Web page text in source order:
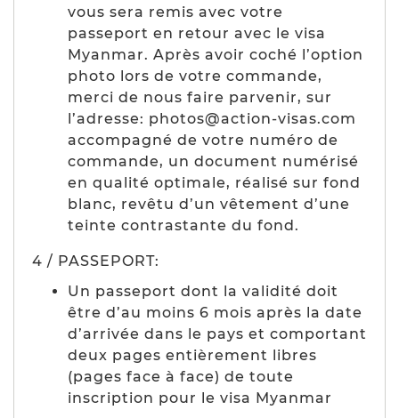
vous sera remis avec votre
passeport en retour avec le visa
Myanmar. Après avoir coché l’option
photo lors de votre commande,
merci de nous faire parvenir, sur
l’adresse: photos@action-visas.com
accompagné de votre numéro de
commande, un document numérisé
en qualité optimale, réalisé sur fond
blanc, revêtu d’un vêtement d’une
teinte contrastante du fond.
4 / PASSEPORT:
Un passeport dont la validité doit
être d’au moins 6 mois après la date
d’arrivée dans le pays et comportant
deux pages entièrement libres
(pages face à face) de toute
inscription pour le visa Myanmar